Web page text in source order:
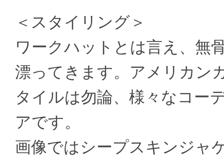
＜スタイリング＞
ワークハットとは言え、無
漂ってきます。アメリカン
タイルは勿論、様々なコー
アです。
画像ではシープスキンジャ